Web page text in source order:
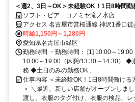
＜週2、3日～OK＞未経験OK！1日8時間
方も歓迎！土日祝は時給UP★
ソフト・ピア コノミヤ滝ノ水店
アクセス 名古屋市営桜通線 神沢1番口徒
線 相生山1番口徒歩約28分 神沢駅より
学校より徒歩6分
時給1,150円～1,280円
愛知県名古屋市緑区
勤務時間 ・勤務時間： [1] 10:00～
10:00～19:00（休憩/13:30～14:30） ◆
務 ◆土日のみの勤務OK...
仕事内容 ＜未経験OK！1日8時間働ける
＞ ＼最近、新しい店舗がオープンしま
渡し、衣服のタグ付け、衣服の検品、レ